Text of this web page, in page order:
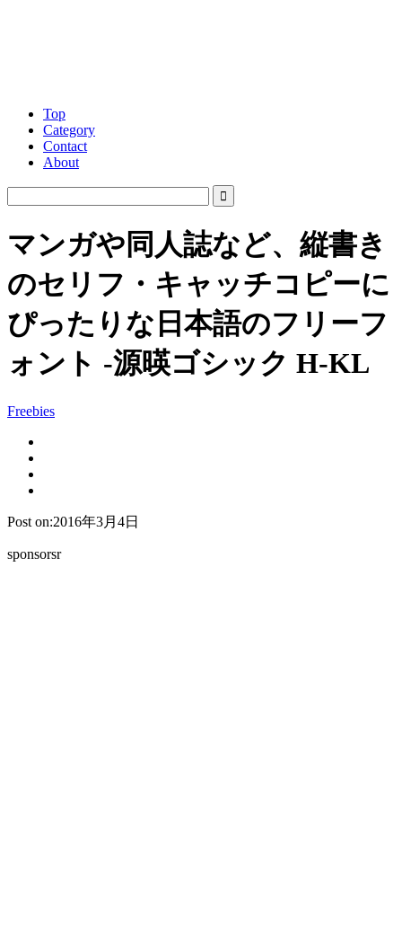
Top
Category
Contact
About
マンガや同人誌など、縦書き
のセリフ・キャッチコピーに
ぴったりな日本語のフリーフ
ォント -源暎ゴシック H-KL
Freebies
Post on:2016年3月4日
sponsorsr